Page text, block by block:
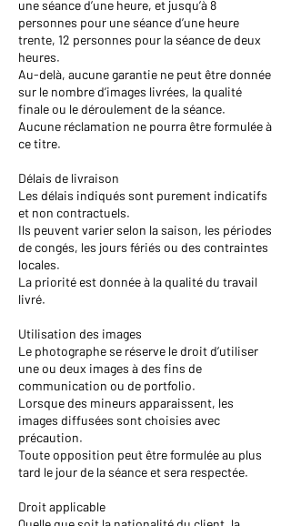
une séance d’une heure, et jusqu’à 8
personnes pour une séance d’une heure
trente, 12 personnes pour la séance de deux
heures.
Au-delà, aucune garantie ne peut être donnée
sur le nombre d’images livrées, la qualité
finale ou le déroulement de la séance.
Aucune réclamation ne pourra être formulée à
ce titre.
Délais de livraison
Les délais indiqués sont purement indicatifs
et non contractuels.
Ils peuvent varier selon la saison, les périodes
de congés, les jours fériés ou des contraintes
locales.
La priorité est donnée à la qualité du travail
livré.
Utilisation des images
Le photographe se réserve le droit d’utiliser
une ou deux images à des fins de
communication ou de portfolio.
Lorsque des mineurs apparaissent, les
images diffusées sont choisies avec
précaution.
Toute opposition peut être formulée au plus
tard le jour de la séance et sera respectée.
Droit applicable